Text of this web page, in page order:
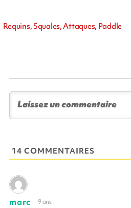
Requins, Squales, Attaques, Paddle
14 COMMENTAIRES
marc 9 ans